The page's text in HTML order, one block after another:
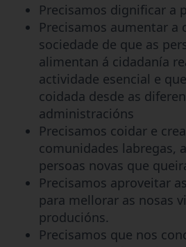
Precisamos dignificar a
Precisamos aumentar a
sociedade de que as
alimentan á cidadanía
actividade esencial e
coidada desde as
administracións
Precisamos coidar e
comunidades labregas,
persoas novas que
Precisamos aproveitar
para mellorar as nosas
producións.
Precisamos que nos